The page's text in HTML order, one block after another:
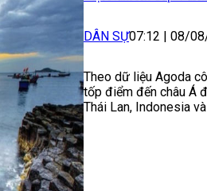
DÂN SỰ07:12 | 08/
Theo dữ liệu Agoda
tốp điểm đến châu Á
Thái Lan, Indonesia